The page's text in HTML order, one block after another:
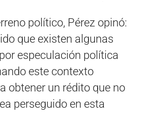
político, Pérez opinó:
que existen algunas
especulación política
este contexto
obtener un rédito que no
perseguido en esta